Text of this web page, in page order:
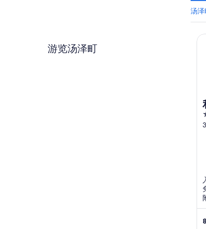
游览汤泽町
汤